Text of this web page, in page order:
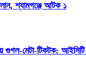
শ্যামগঞ্জে আটক ১
গুগল-মেটা-টিকটক: আইসিটি